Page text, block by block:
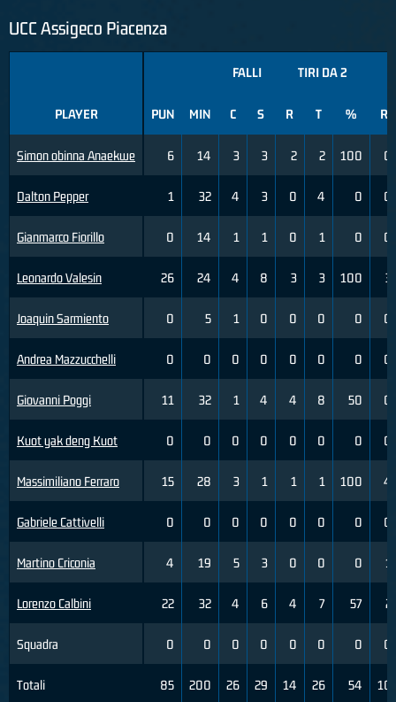
UCC Assigeco Piacenza
PLAYER
Simon obinna Anaekwe
Dalton Pepper
Gianmarco Fiorillo
Leonardo Valesin
Joaquin Sarmiento
Andrea Mazzucchelli
Giovanni Poggi
Kuot yak deng Kuot
Massimiliano Ferraro
Gabriele Cattivelli
Martino Criconia
Lorenzo Calbini
Squadra
Totali
FALLI TIRI DA 2
PUN MIN C S R T % R
6 14 3 3 2 2 100 0
1 32 4 3 0 4 0 0
0 14 1 1 0 1 0 0
26 24 4 8 3 3 100 3
0 5 1 0 0 0 0 0
0 0 0 0 0 0 0 0
11 32 1 4 4 8 50 0
0 0 0 0 0 0 0 0
15 28 3 1 1 1 100 4
0 0 0 0 0 0 0 0
4 19 5 3 0 0 0 1
22 32 4 6 4 7 57 2
0 0 0 0 0 0 0 0
85 200 26 29 14 26 54 10